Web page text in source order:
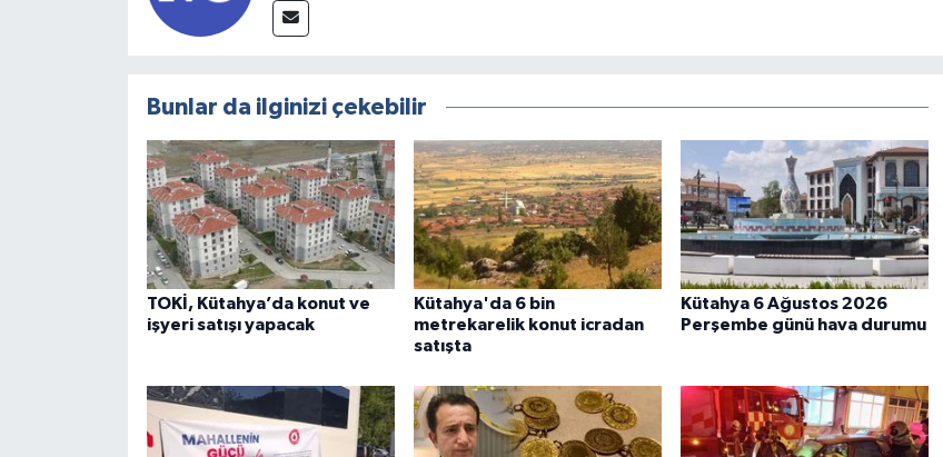
Bunlar da ilginizi çekebilir
TOKİ, Kütahya’da konut ve
işyeri satışı yapacak
Kütahya'da 6 bin
metrekarelik konut icradan
satışta
Kütahya 6 Ağustos 2026
Perşembe günü hava durumu